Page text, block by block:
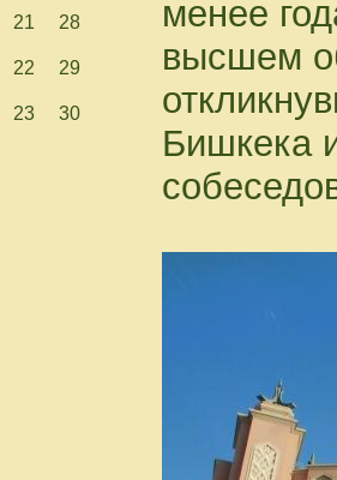
21 28
22 29
23 30
менее
высшем
Бишкека